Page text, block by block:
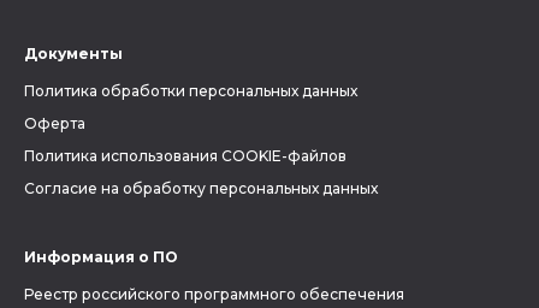
Документы
Политика обработки персональных данных
Оферта
Политика использования COOKIE-файлов
Согласие на обработку персональных данных
Информация о ПО
Реестр российского программного обеспечения